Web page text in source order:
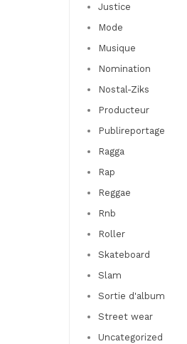
Justice
Mode
Musique
Nomination
Nostal-Ziks
Producteur
Publireportage
Ragga
Rap
Reggae
Rnb
Roller
Skateboard
Slam
Sortie d'album
Street wear
Uncategorized